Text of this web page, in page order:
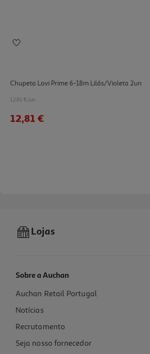
Chupeta Lovi Prime 6-18m Lilás/violeta 2un
12.81 €/un
12,81 €
Chupeta Lovi Prime 6-18m Granola/laranja 2u
12.81 €/un
12,81 €
Lojas
Sobre a Auchan
Auchan Retail Portugal
Notícias
Recrutamento
Seja nosso fornecedor